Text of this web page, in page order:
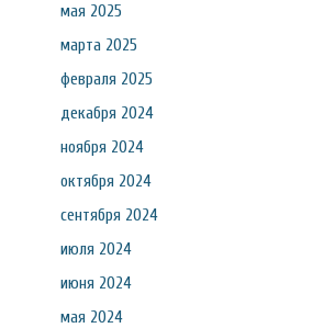
мая 2025
марта 2025
февраля 2025
декабря 2024
ноября 2024
октября 2024
сентября 2024
июля 2024
июня 2024
мая 2024